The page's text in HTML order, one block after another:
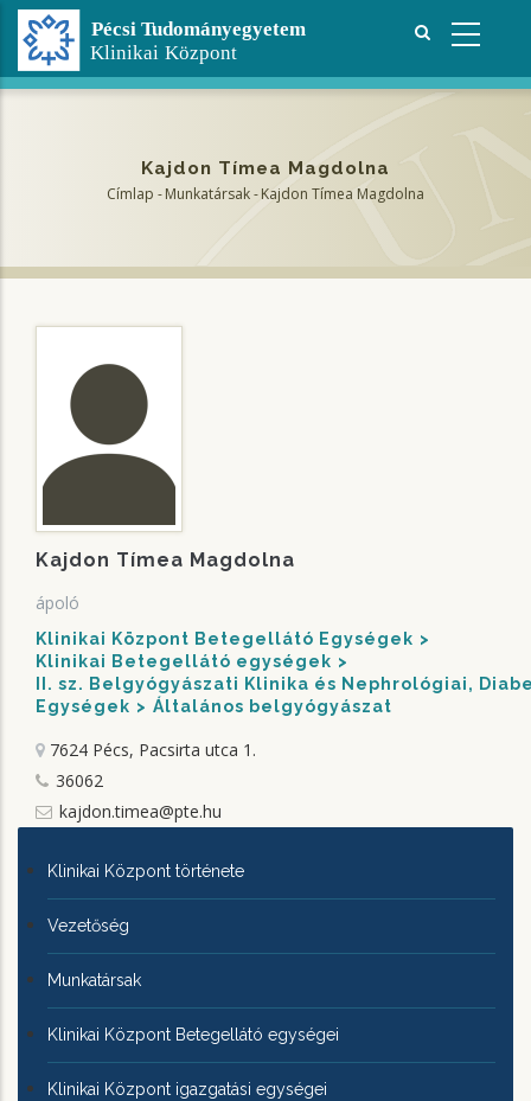
Ugrás
tartalomra
Kajdon Tímea Magdolna
Címlap -Munkatársak-Kajdon Tímea Magdolna
Kajdon Tímea Magdolna
ápoló
Klinikai Központ Betegellátó Egységek
Klinikai Betegellátó egységek
II. sz. Belgyógyászati Klinika és Nephrológiai,
Egységek
Általános belgyógyászat
7624 Pécs, Pacsirta utca 1.
36062
kajdon.timea@pte.hu
KLINIKAI
KÖZPONTRÓL
Klinikai Központ története
Vezetőség
Munkatársak
Klinikai Központ Betegellátó egységei
Klinikai Központ igazgatási egységei